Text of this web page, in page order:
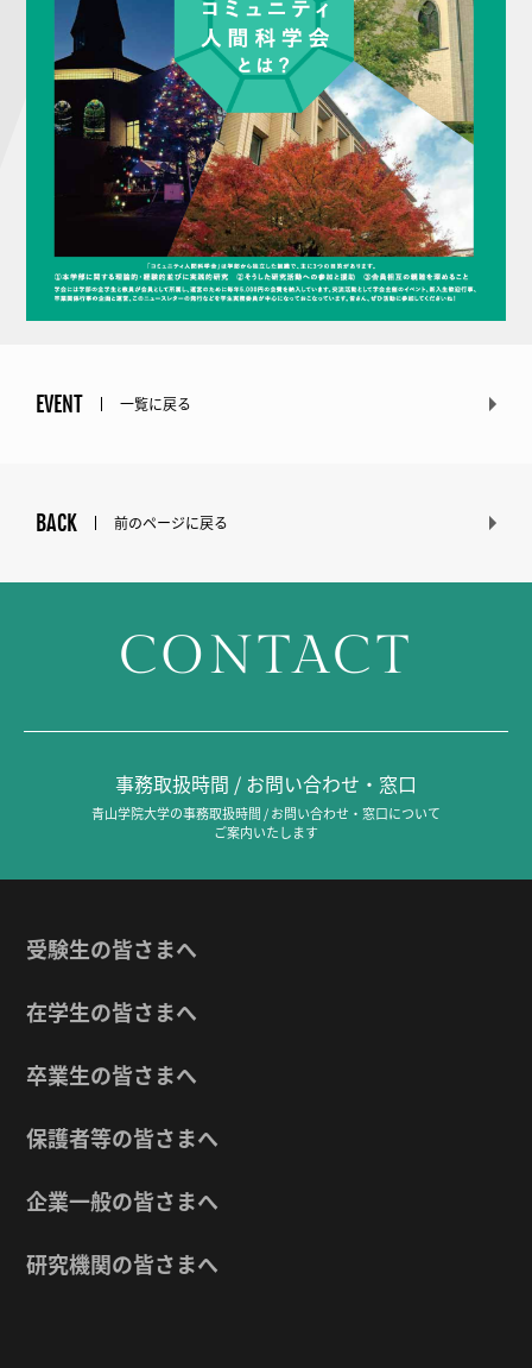
EVENT 一覧に戻る
BACK 前のページに戻る
CONTACT
事務取扱時間 / お問い合わせ・窓口
青山学院大学の事務取扱時間 / お問い合わせ・窓口について
ご案内いたします
受験生の皆さまへ
在学生の皆さまへ
卒業生の皆さまへ
保護者等の皆さまへ
企業一般の皆さまへ
研究機関の皆さまへ